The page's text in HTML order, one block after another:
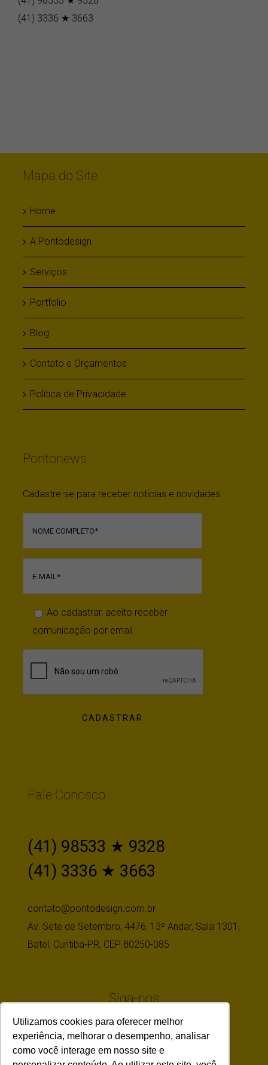
Utilizamos cookies para oferecer melhor
experiência, melhorar o desempenho, analisar
como você interage em nosso site e
(41) 3336 ★ 3663
Mapa do Site
Home
A Pontodesign
Serviços
Portfolio
Blog
Contato e Orçamentos
Política de Privacidade
Pontonews
Cadastre-se para receber notícias e novidades:
Ao cadastrar, aceito receber
comunicação por email
Fale Conosco
(41) 98533 ★ 9328
(41) 3336 ★ 3663
contato@pontodesign.com.br
Av. Sete de Setembro, 4476, 13º Andar, Sala 1301,
Batel, Curitiba-PR, CEP 80250-085
Siga-nos